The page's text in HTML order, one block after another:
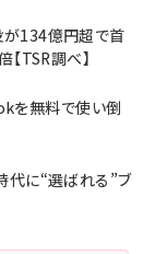
が134億円超で首
TSR調べ】
を無料で使い倒
代に“選ばれる”ブ